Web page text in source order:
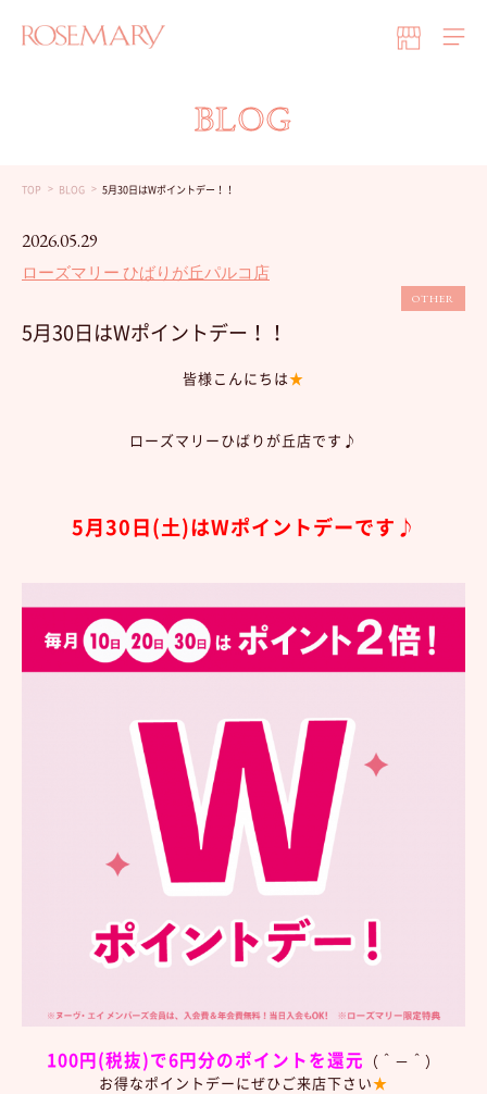
BLOG
TOP BLOG 5月30日はWポイントデー！！
2026.05.29
ローズマリー ひばりが丘パルコ店
OTHER
5月30日はWポイントデー！！
皆様こんにちは★
ローズマリーひばりが丘店です♪
5月30日(土)はWポイントデーです♪
100円(税抜)で6円分のポイントを還元 （＾－＾）
お得なポイントデーにぜひご来店下さい★